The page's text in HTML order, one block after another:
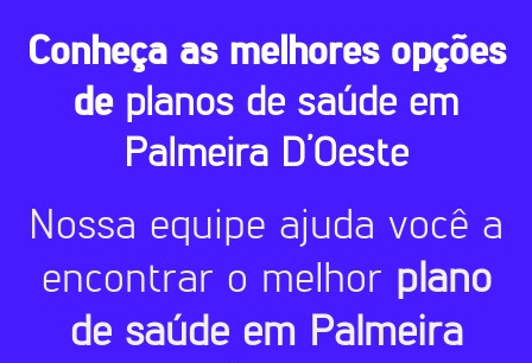
Conheça as melhores opções
de planos de saúde em
Palmeira D’Oeste
Nossa equipe ajuda você a
encontrar o melhor plano
de saúde em Palmeira